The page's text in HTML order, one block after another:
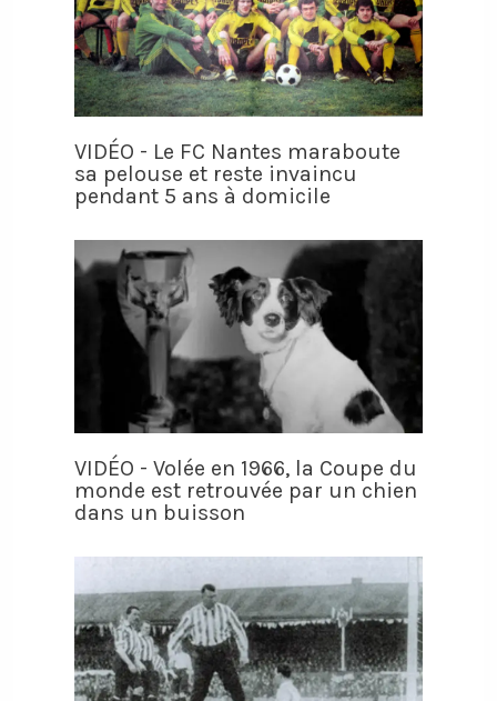
VIDÉO - Le FC Nantes maraboute
sa pelouse et reste invaincu
pendant 5 ans à domicile
VIDÉO - Volée en 1966, la Coupe du
monde est retrouvée par un chien
dans un buisson